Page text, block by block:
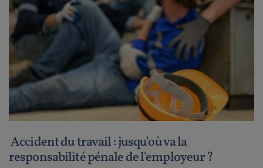
Accident du travail : jusqu'où va la
responsabilité pénale de l'employeur ?